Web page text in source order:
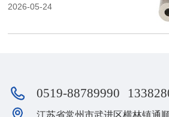
2026-05-24
0519-88789990
江苏省常州市武进区横林镇通